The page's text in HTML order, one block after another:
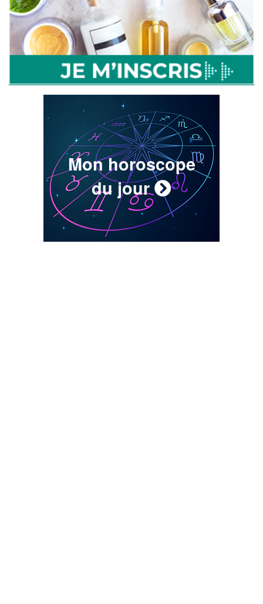
Mon horoscope
du jour